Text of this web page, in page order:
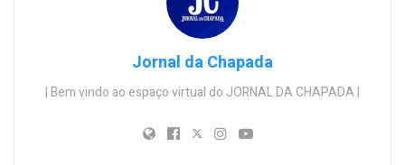
Jornal da Chapada
| Bem vindo ao espaço virtual do JORNAL DA CHAPADA |